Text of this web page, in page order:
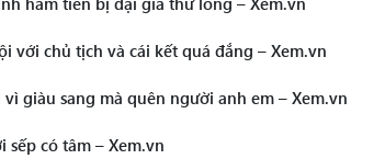
với chủ tịch và cái kết quá đắng – Xem.vn
giàu sang mà quên người anh em – Xem.vn
có tâm – Xem.vn